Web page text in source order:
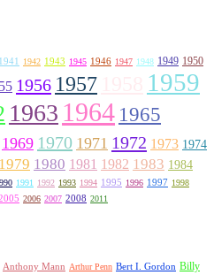
1941 1942 1943 1945 1946 1947 1948 1949 1950
1956 1957 1959
1963 1964 1965
1969 1970 1971 1972 1973 1974
1979 1980 1981 1982 1983 1984
1991 1992 1993 1994 1995 1996 1997 1998
2006 2007 2008 2011
Anthony Mann Arthur Penn Bert I. Gordon Billy